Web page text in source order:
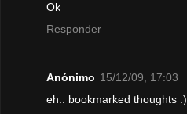
Ok
Responder
Anónimo 15/12/09, 17:03
eh.. bookmarked thoughts :)